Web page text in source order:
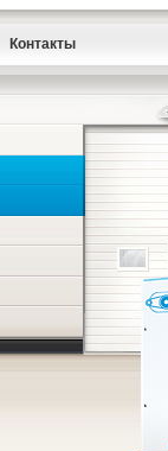
Контакты